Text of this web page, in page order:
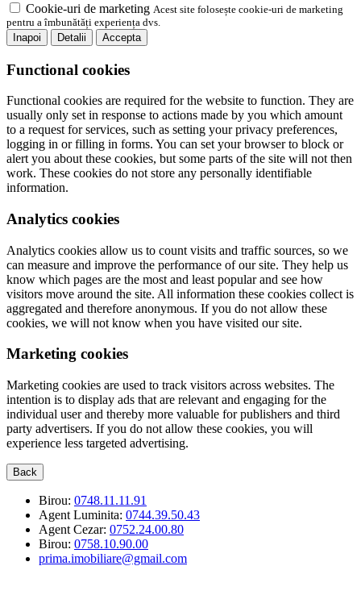
Cookie-uri de marketing Acest site folosește cookie-uri de marketing
pentru a îmbunătăți experiența dvs.
Inapoi
Detalii Accepta
Functional cookies
Functional cookies are required for the website to function. They are
usually only set in response to actions made by you which amount
to a request for services, such as setting your privacy preferences,
logging in or filling in forms. You can set your browser to block or
alert you about these cookies, but some parts of the site will not then
work. These cookies do not store any personally identifiable
information.
Analytics cookies
Analytics cookies allow us to count visits and traffic sources, so we
can measure and improve the performance of our site. They help us
know which pages are the most and least popular and see how
visitors move around the site. All information these cookies collect is
aggregated and therefore anonymous. If you do not allow these
cookies, we will not know when you have visited our site.
Marketing cookies
Marketing cookies are used to track visitors across websites. The
intention is to display ads that are relevant and engaging for the
individual user and thereby more valuable for publishers and third
party advertisers. If you do not allow these cookies, you will
experience less targeted advertising.
Back
Birou: 0748.11.11.91
Agent Luminita: 0744.39.50.43
Agent Cezar: 0752.24.00.80
Birou: 0758.10.90.00
prima.imobiliare@gmail.com